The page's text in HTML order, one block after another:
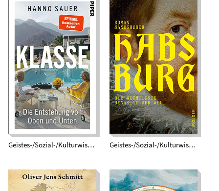
Klasse. Die
Entstehung von
Oben und Unten
Geistes-/Sozial-/Kulturwissenschaften
Habsburg. Die
wichtigste Dynastie
der Welt
Geistes-/Sozial-/Kulturwissenschaften